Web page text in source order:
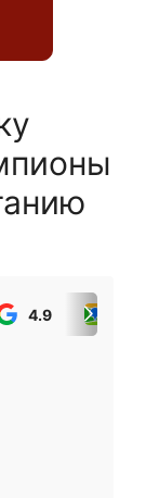
4.9